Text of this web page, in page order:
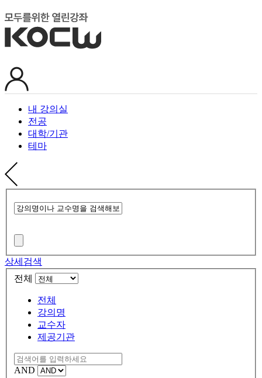
내 강의실
전공
대학/기관
테마
상세검색
전체
전체
강의명
교수자
제공기관
AND